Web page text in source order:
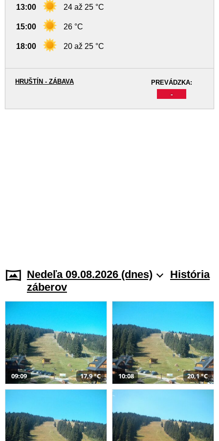
13:00 24 až 25 °C
15:00 26 °C
18:00 20 až 25 °C
PREVÁDZKA:
-
HRUŠTÍN - ZÁBAVA
Nedeľa 09.08.2026 (dnes)
História
záberov
09:09 17,9 °C 10:08 20,1 °C